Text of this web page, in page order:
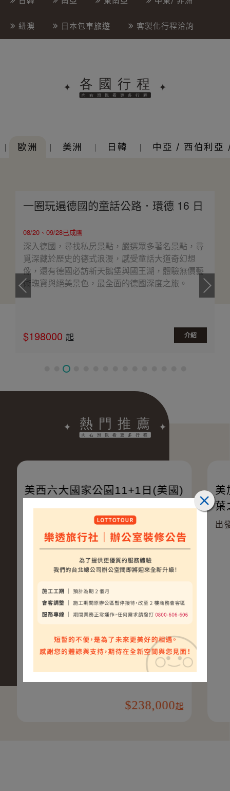
紐澳 日本包車旅遊 客製化行程洽詢
歐洲 美洲 日韓 中亞 / 西伯利亞
一圈玩遍德國的童話公路．環德 16 日
08/20、09/28已成團
深入德國，尋找私房景點，嚴選眾多著名景點，尋
覓深藏於歷史的德式浪漫，感受童話大道奇幻想
像，還有德國必訪新天鵝堡與國王湖，體驗無價藝
術瑰寶與絕美景色，最全面的德國深度之旅。
$198000 起 介紹
美西六大國家公園11+1日(美國)
出發日期：11/12(已成團)、12/03
238,000起
美加
葉之路
出發日